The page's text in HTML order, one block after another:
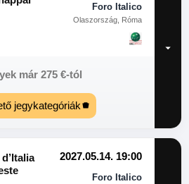
Foro Italico
Olaszország, Róma
már 275 €-tól
jegykategóriák
2027.05.14. 19:00
Foro Italico